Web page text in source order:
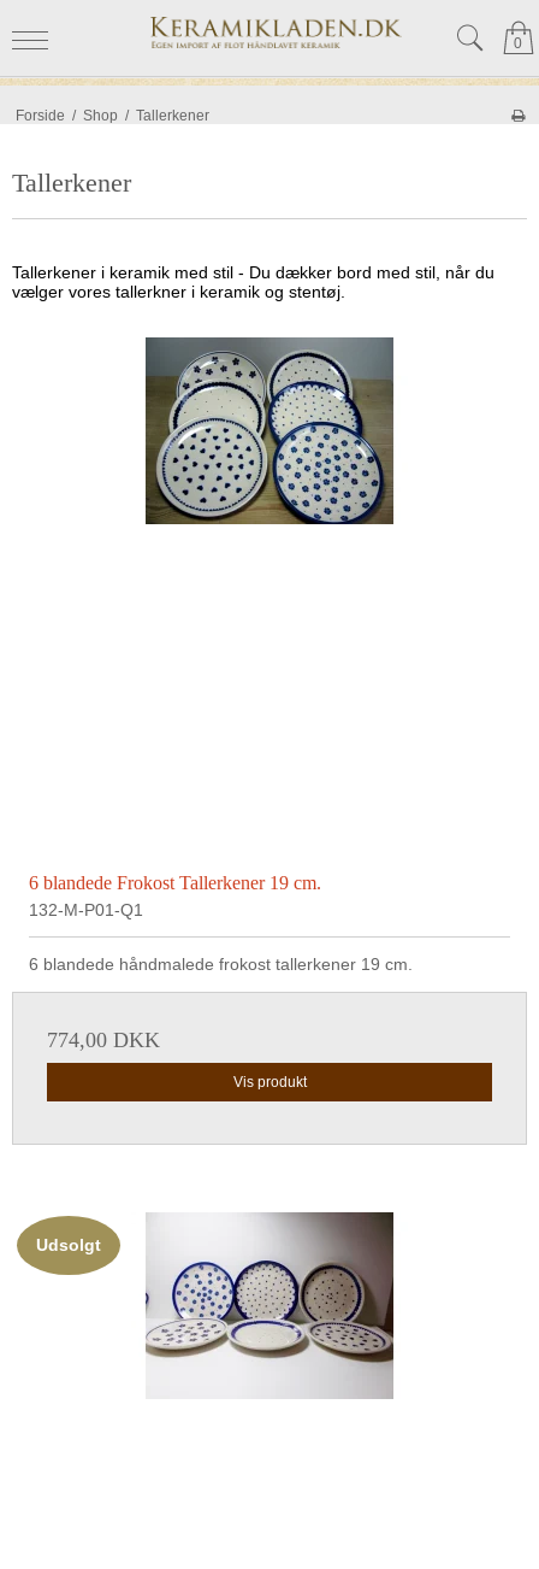
0
Forside / Shop / Tallerkener
Tallerkener
Tallerkener i keramik med stil - Du dækker bord med stil, når du
vælger vores tallerkner i keramik og stentøj.
6 blandede Frokost Tallerkener 19 cm.
132-M-P01-Q1
6 blandede håndmalede frokost tallerkener 19 cm.
774,00 DKK
Vis produkt
Udsolgt